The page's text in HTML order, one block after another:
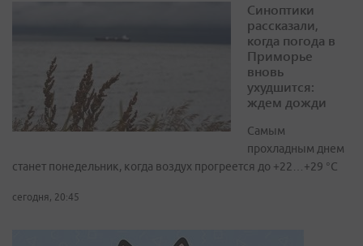
Синоптики
рассказали,
когда погода в
Приморье
вновь
ухудшится:
ждем дожди
Самым
прохладным днем
станет понедельник, когда воздух прогреется до +22…+29 °С
сегодня, 20:45